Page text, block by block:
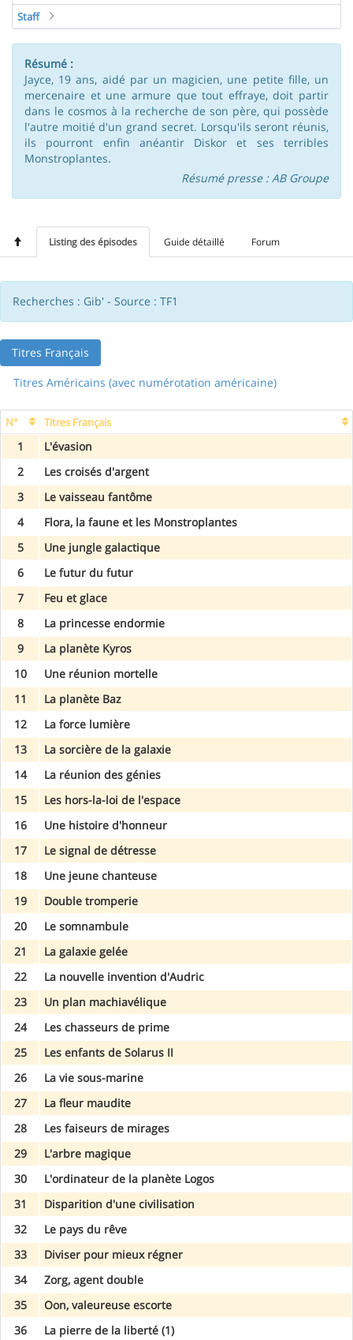
Staff
Résumé :
Jayce, 19 ans, aidé par un magicien, une petite fille, un
mercenaire et une armure que tout effraye, doit partir
dans le cosmos à la recherche de son père, qui possède
l'autre moitié d'un grand secret. Lorsqu'ils seront réunis,
ils pourront enfin anéantir Diskor et ses terribles
Monstroplantes.
Résumé presse : AB Groupe
Listing des épisodes Guide détaillé Forum
Recherches : Gib' - Source : TF1
Titres Français
Titres Américains (avec numérotation américaine)
N° Titres Français
1
L'évasion
2
Les croisés d'argent
3
Le vaisseau fantôme
4
Flora, la faune et les Monstroplantes
5
Une jungle galactique
6
Le futur du futur
7
Feu et glace
8
La princesse endormie
9
La planète Kyros
10
Une réunion mortelle
11
La planète Baz
12
La force lumière
13
La sorcière de la galaxie
14
La réunion des génies
15
Les hors-la-loi de l'espace
16
Une histoire d'honneur
17
Le signal de détresse
18
Une jeune chanteuse
19
Double tromperie
20
Le somnambule
21
La galaxie gelée
22
La nouvelle invention d'Audric
23
Un plan machiavélique
24
Les chasseurs de prime
25
Les enfants de Solarus II
26
La vie sous-marine
27
La fleur maudite
28
Les faiseurs de mirages
29
L'arbre magique
30
L'ordinateur de la planète Logos
31
Disparition d'une civilisation
32
Le pays du rêve
33
Diviser pour mieux régner
34
Zorg, agent double
35
Oon, valeureuse escorte
36
La pierre de la liberté (1)